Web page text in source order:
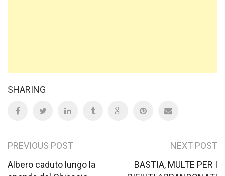
SHARING
Post
navigation
PREVIOUS POST
Albero caduto lungo la
NEXT POST
BASTIA, MULTE PER I